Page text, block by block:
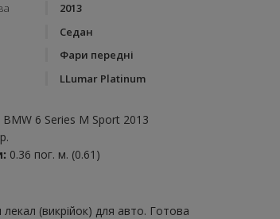
2013
Седан
Фари передні
LLumar Platinum
BMW 6 Series M Sport 2013
0.36 пог. м. (0.61)
(викрійок) для авто. Готова